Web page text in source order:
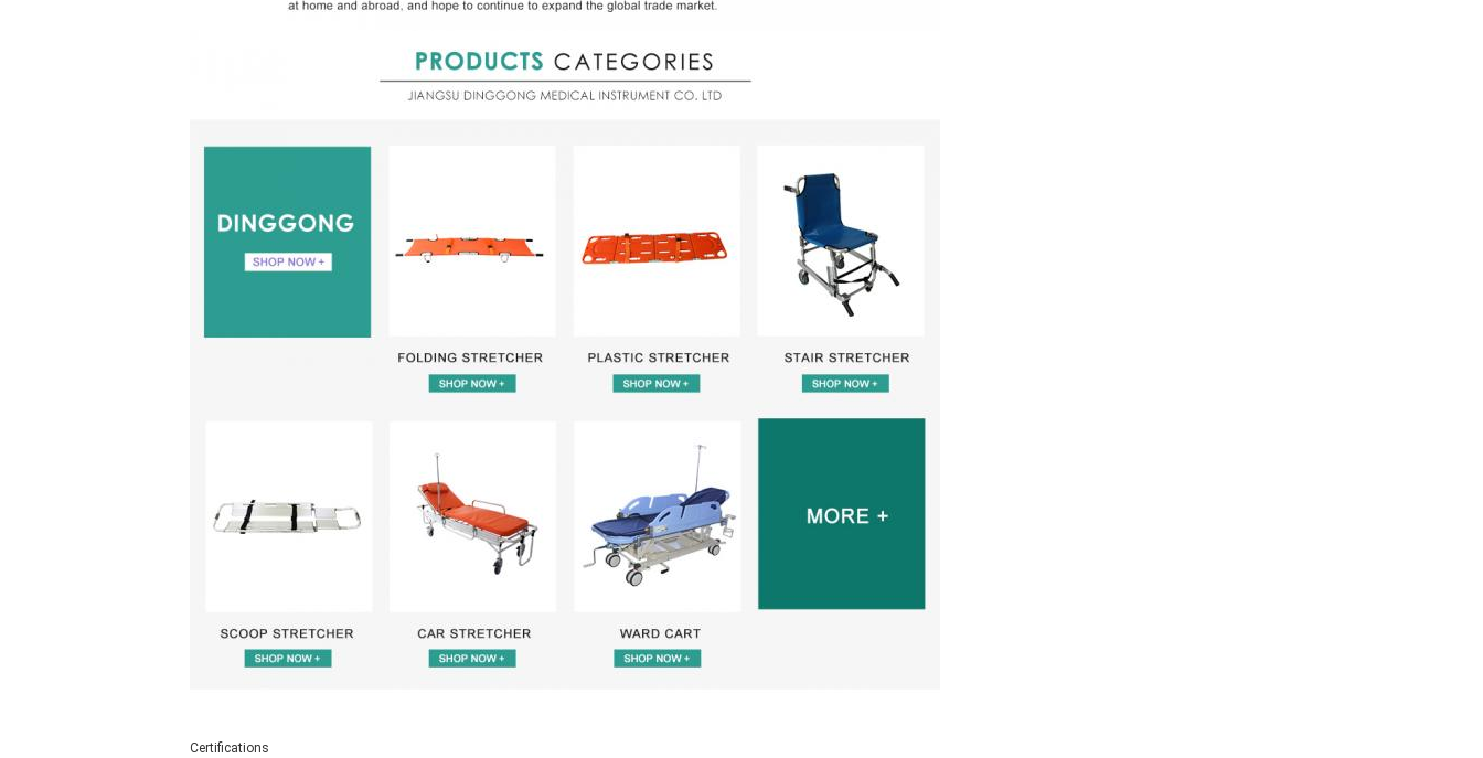
Certifications